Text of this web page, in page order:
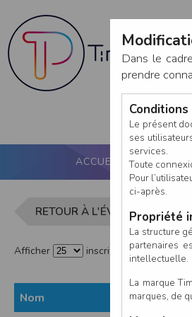
ACCUEIL PUCE
RETOUR À L'ÉVÈNEMENT
Afficher
inscrits par page
Nom
Dans le
prendre
Le présent
ses
services.
Toute
Pour
ci-après.
Propriété
La structure
partenaires
intellectuelle.
La marque
marques, de